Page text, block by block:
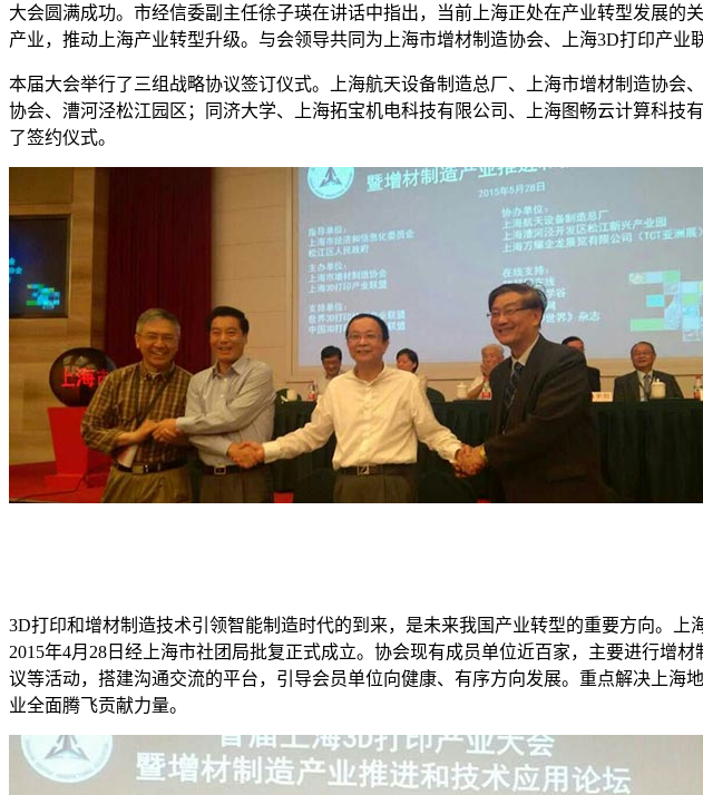
大会圆满成功。市经信委副主任徐子瑛在讲话中指出，当前上海正处在产业转型发展
产业，推动上海产业转型升级。与会领导共同为上海市增材制造协会、上海3D打印产业
本届大会举行了三组战略协议签订仪式。上海航天设备制造总厂、上海市增材制造协
协会、漕河泾松江园区；同济大学、上海拓宝机电科技有限公司、上海图畅云计算科
了签约仪式。
3D打印和增材制造技术引领智能制造时代的到来，是未来我国产业转型的重要方向。
2015年4月28日经上海市社团局批复正式成立。协会现有成员单位近百家，主要进行增
议等活动，搭建沟通交流的平台，引导会员单位向健康、有序方向发展。重点解决上
业全面腾飞贡献力量。